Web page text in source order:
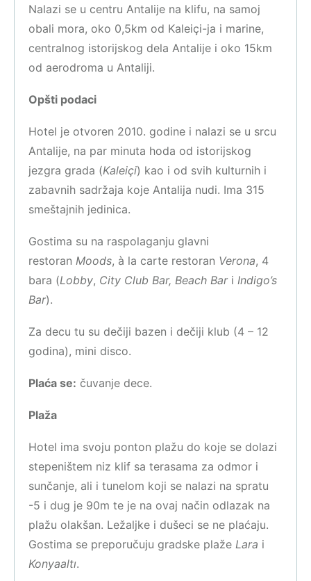
Nalazi se u centru Antalije na klifu, na samoj
obali mora, oko 0,5km od Kaleiçi-ja i marine,
centralnog istorijskog dela Antalije i oko 15km
od aerodroma u Antaliji.
Opšti podaci
Hotel je otvoren 2010. godine i nalazi se u srcu
Antalije, na par minuta hoda od istorijskog
jezgra grada (Kaleiçi) kao i od svih kulturnih i
zabavnih sadržaja koje Antalija nudi. Ima 315
smeštajnih jedinica.
Gostima su na raspolaganju glavni
restoran Moods, à la carte restoran Verona, 4
bara (Lobby, City Club Bar, Beach Bari Indigo’s
Bar).
Za decu tu su dečiji bazen i dečiji klub (4 – 12
godina), mini disco.
Plaća se: čuvanje dece.
Plaža
Hotel ima svoju ponton plažu do koje se dolazi
stepeništem niz klif sa terasama za odmor i
sunčanje, ali i tunelom koji se nalazi na spratu
-5 i dug je 90m te je na ovaj način odlazak na
plažu olakšan. Ležaljke i dušeci se ne plaćaju.
Gostima se preporučuju gradske plaže Lara i
Konyaaltı.